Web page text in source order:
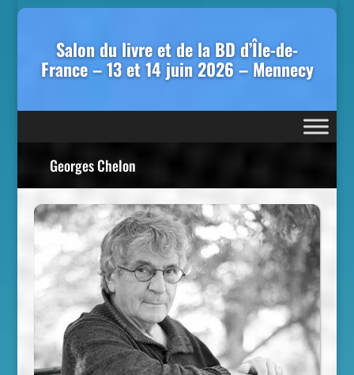
Salon du livre et de la BD d’Île-de-
France – 13 et 14 juin 2026 – Mennecy
Georges Chelon